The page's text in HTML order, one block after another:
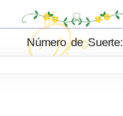
Número de Suerte: